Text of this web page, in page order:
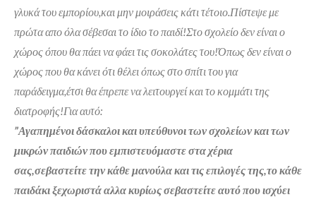
γλυκά του εμπορίου,και μην μοιράσεις κάτι τέτοιο.Πίστεψε με
πρώτα απο όλα σέβεσαι το ίδιο το παιδί!Στο σχολείο δεν είναι ο
χώρος όπου θα πάει να φάει τις σοκολάτες του!Όπως δεν είναι ο
χώρος που θα κάνει ότι θέλει όπως στο σπίτι του για
παράδειγμα,έτσι θα έπρεπε να λειτουργεί και το κομμάτι της
διατροφής!Για αυτό:
”Αγαπημένοι δάσκαλοι και υπεύθυνοι των σχολείων και των
μικρών παιδιών που εμπιστευόμαστε στα χέρια
σας,σεβαστείτε την κάθε μανούλα και τις επιλογές της,το κάθε
παιδάκι ξεχωριστά αλλα κυρίως σεβαστείτε αυτό που ισχύει